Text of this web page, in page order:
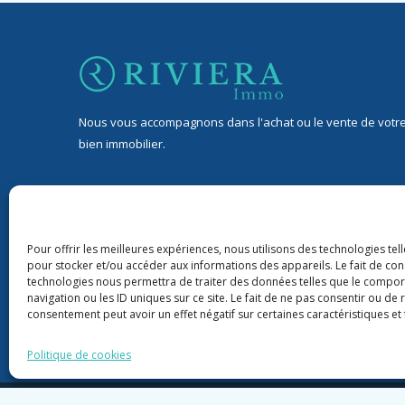
Pour offrir les meilleures expériences, nous utilisons des technologies
pour stocker et/ou accéder aux informations des appareils. Le fait de
technologies nous permettra de traiter des données telles que le
navigation ou les ID uniques sur ce site. Le fait de ne pas consentir ou de
consentement peut avoir un effet négatif sur certaines caractéristiques et
Politique de cookies
Nous vous accompagnons dans l'achat ou le vente de votre
bien immobilier.
9 rond-point Duboys d’Angers, 06400 Cannes
+33 06 76 88 43 22
riviera06immo@gmail.com